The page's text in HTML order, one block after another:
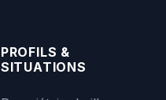
PROFILS &
SITUATIONS